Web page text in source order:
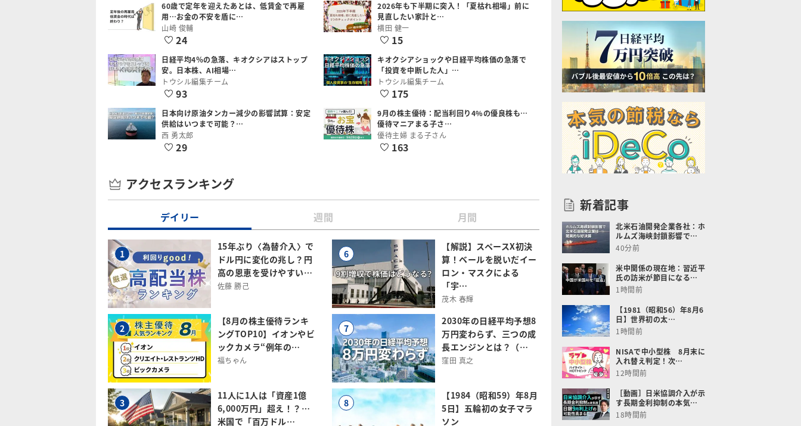
60歳で定年を迎えたあとは、低賃金で再雇
用…お金の不安を盾に…
山崎 俊輔
24
2026年も下半期に突入！「夏枯れ相場」前に
見直したい家計と…
横田 健一
15
日経平均4％の急落、キオクシアはストップ
安。日本株、AI相場…
トウシル編集チーム
93
キオクシアショックや日経平均株価の急落で
「投資を中断した人」…
トウシル編集チーム
175
日本向け原油タンカー減少の影響試算：安定
供給はいつまで可能？…
西 勇太郎
29
9月の株主優待：配当利回り4%の優良株も…
優待マニアまる子さ…
優待主婦 まる子さん
163
アクセスランキング
デイリー 週間 月間
1
15年ぶり〈為替介入〉で
ドル円に変化の兆し？円
高の恩恵を受けやすい…
佐藤 勝己
2
【8月の株主優待ランキ
ングTOP10】イオンやビ
ックカメラ“例年の…
福ちゃん
3
11人に1人は「資産1億
6,000万円」超え！？…
米国で「百万ドル…
6
【解説】スペースX初決
算！ベールを脱いだイー
ロン・マスクによる
「宇…
茂木 春輝
7
2030年の日経平均予想8
万円変わらず、三つの成
長エンジンとは？（…
窪田 真之
8
【1984（昭和59）年8月
5日】五輪初の女子マラ
ソン
新着記事
北米石油開発企業各社：ホ
ルムズ海峡封鎖影響で…
40分前
米中関係の現在地：習近平
氏の訪米が節目になる…
1時間前
【1981（昭和56）年8月6
日】世界初の太…
1時間前
NISAで中小型株 8月末に
入れ替え判定！次…
12時間前
［動画］日米協調介入が示
す長期金利抑制の本気…
18時間前